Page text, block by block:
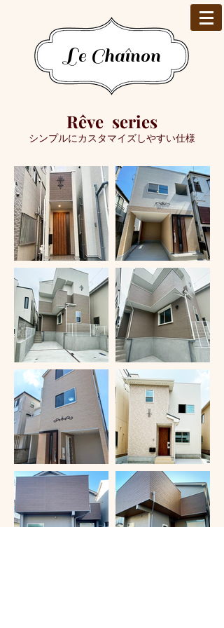
Le Chaînon
Rêve series
シンプルにカスタマイズしやすい仕様​